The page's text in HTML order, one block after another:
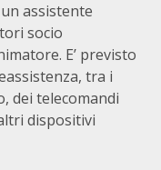
assistente
socio
E’ previsto
tra i
dei telecomandi
dispositivi